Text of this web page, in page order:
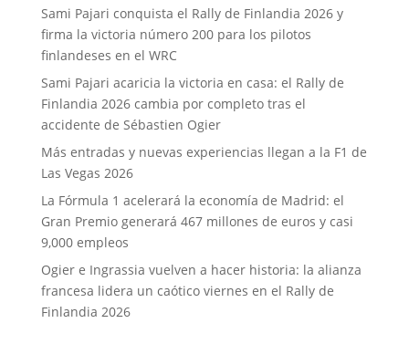
Sami Pajari conquista el Rally de Finlandia 2026 y
firma la victoria número 200 para los pilotos
finlandeses en el WRC
Sami Pajari acaricia la victoria en casa: el Rally de
Finlandia 2026 cambia por completo tras el
accidente de Sébastien Ogier
Más entradas y nuevas experiencias llegan a la F1 de
Las Vegas 2026
La Fórmula 1 acelerará la economía de Madrid: el
Gran Premio generará 467 millones de euros y casi
9,000 empleos
Ogier e Ingrassia vuelven a hacer historia: la alianza
francesa lidera un caótico viernes en el Rally de
Finlandia 2026